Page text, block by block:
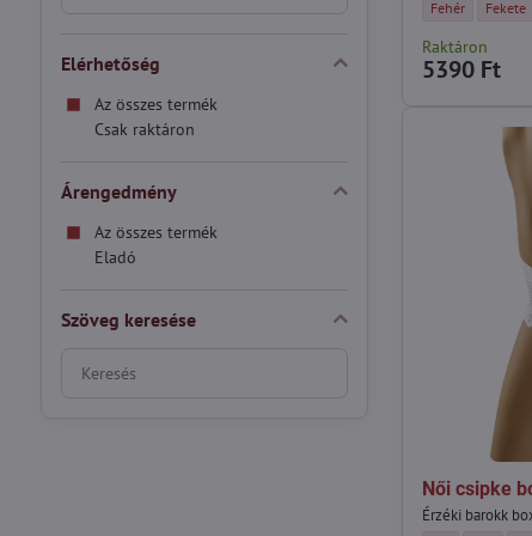
Pamut francia
Fehér Pamut
Fekete
Raktáron
5390 Ft
Női csipke
Érzéki barokk
Elérhetőség
Az összes termék
Csak raktáron
Árengedmény
Az összes termék
Eladó
Szöveg keresése
Keresés